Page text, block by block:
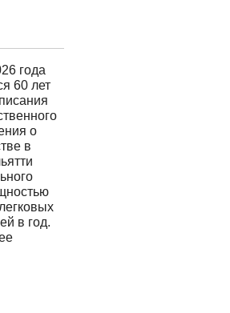
года
60 лет
о
в
в год.